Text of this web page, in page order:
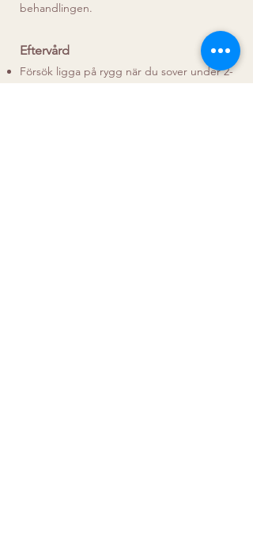
behandlingen.
Eftervård
Försök ligga på rygg när du sover under 2-